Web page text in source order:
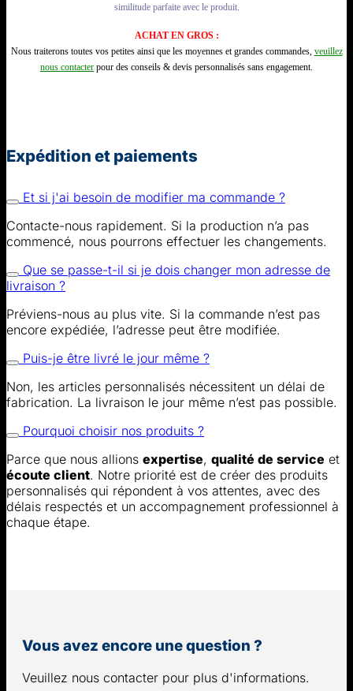
similitude parfaite avec le produit.
ACHAT EN GROS :
Nous traiterons toutes vos petites ainsi que les moyennes et grandes commandes, veuillez
nous contacter pour des conseils & devis personnalisés sans engagement.
Expédition et paiements
Et si j'ai besoin de modifier ma commande ?
Contacte-nous rapidement. Si la production n’a pas
commencé, nous pourrons effectuer les changements.
Que se passe-t-il si je dois changer mon adresse de
livraison ?
Préviens-nous au plus vite. Si la commande n’est pas
encore expédiée, l’adresse peut être modifiée.
Puis-je être livré le jour même ?
Non, les articles personnalisés nécessitent un délai de
fabrication. La livraison le jour même n’est pas possible.
Pourquoi choisir nos produits ?
Parce que nous allions expertise, qualité de service et
écoute client. Notre priorité est de créer des produits
personnalisés qui répondent à vos attentes, avec des
délais respectés et un accompagnement professionnel à
chaque étape.
Vous avez encore une question ?
Veuillez nous contacter pour plus d'informations.